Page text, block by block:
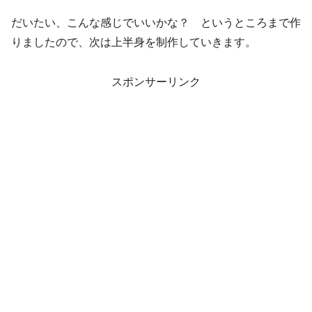
だいたい、こんな感じでいいかな？ というところまで作
りましたので、次は上半身を制作していきます。
スポンサーリンク